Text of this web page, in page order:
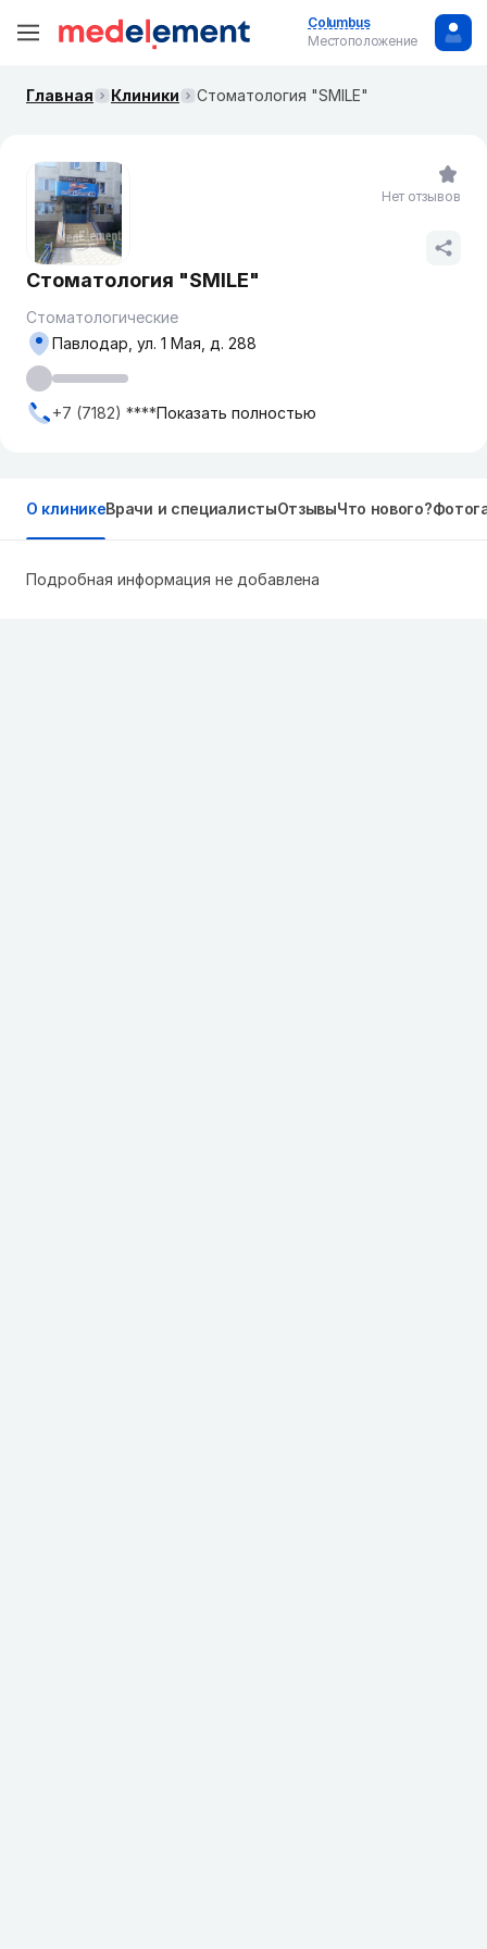
Columbus
Местоположение
Главная Клиники Стоматология "SMILE"
Стоматология "SMILE"
Стоматологические
Павлодар, ул. 1 Мая, д. 288
+7 (7182) ****Показать полностью
Нет отзывов
О клиникеВрачи и специалистыОтзывыЧто нового?
Подробная информация не добавлена